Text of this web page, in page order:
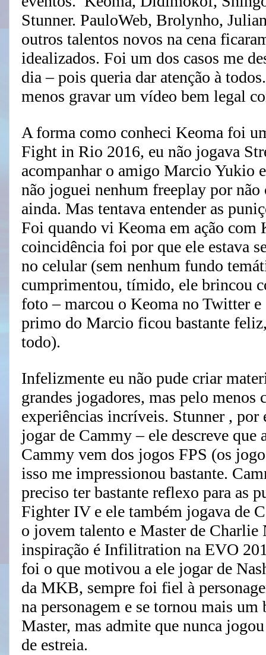
Stunner. PauloWeb, Brolynho,
outros talentos novos na cena
idealizados. Foi um dos casos me
dia – pois queria dar atenção à
menos gravar um vídeo bem legal
A forma como conheci Keoma foi
Fight in Rio 2016, eu não jogava
acompanhar o amigo Marcio Yukio
não joguei nenhum freeplay por não
ainda. Mas tentava entender as
Foi quando vi Keoma em ação
coincidência foi por que ele estava
no celular (sem nenhum fundo
cumprimentou, tímido, ele brincou
foto – marcou o Keoma no Twitter
primo do Marcio ficou bastante
todo).
Infelizmente eu não pude criar
grandes jogadores, mas pelo
experiências incríveis. Stunner ,
jogar de Cammy – ele descreve que
Cammy vem dos jogos FPS (os
isso me impressionou bastante.
preciso ter bastante reflexo para as
Fighter IV e ele também jogava de
o jovem talento e Master de Charlie
inspiração é Infilitration na EVO
foi o que motivou a ele jogar de
da MKB, sempre foi fiel à
na personagem e se tornou mais
Master, mas admite que nunca
de estreia.